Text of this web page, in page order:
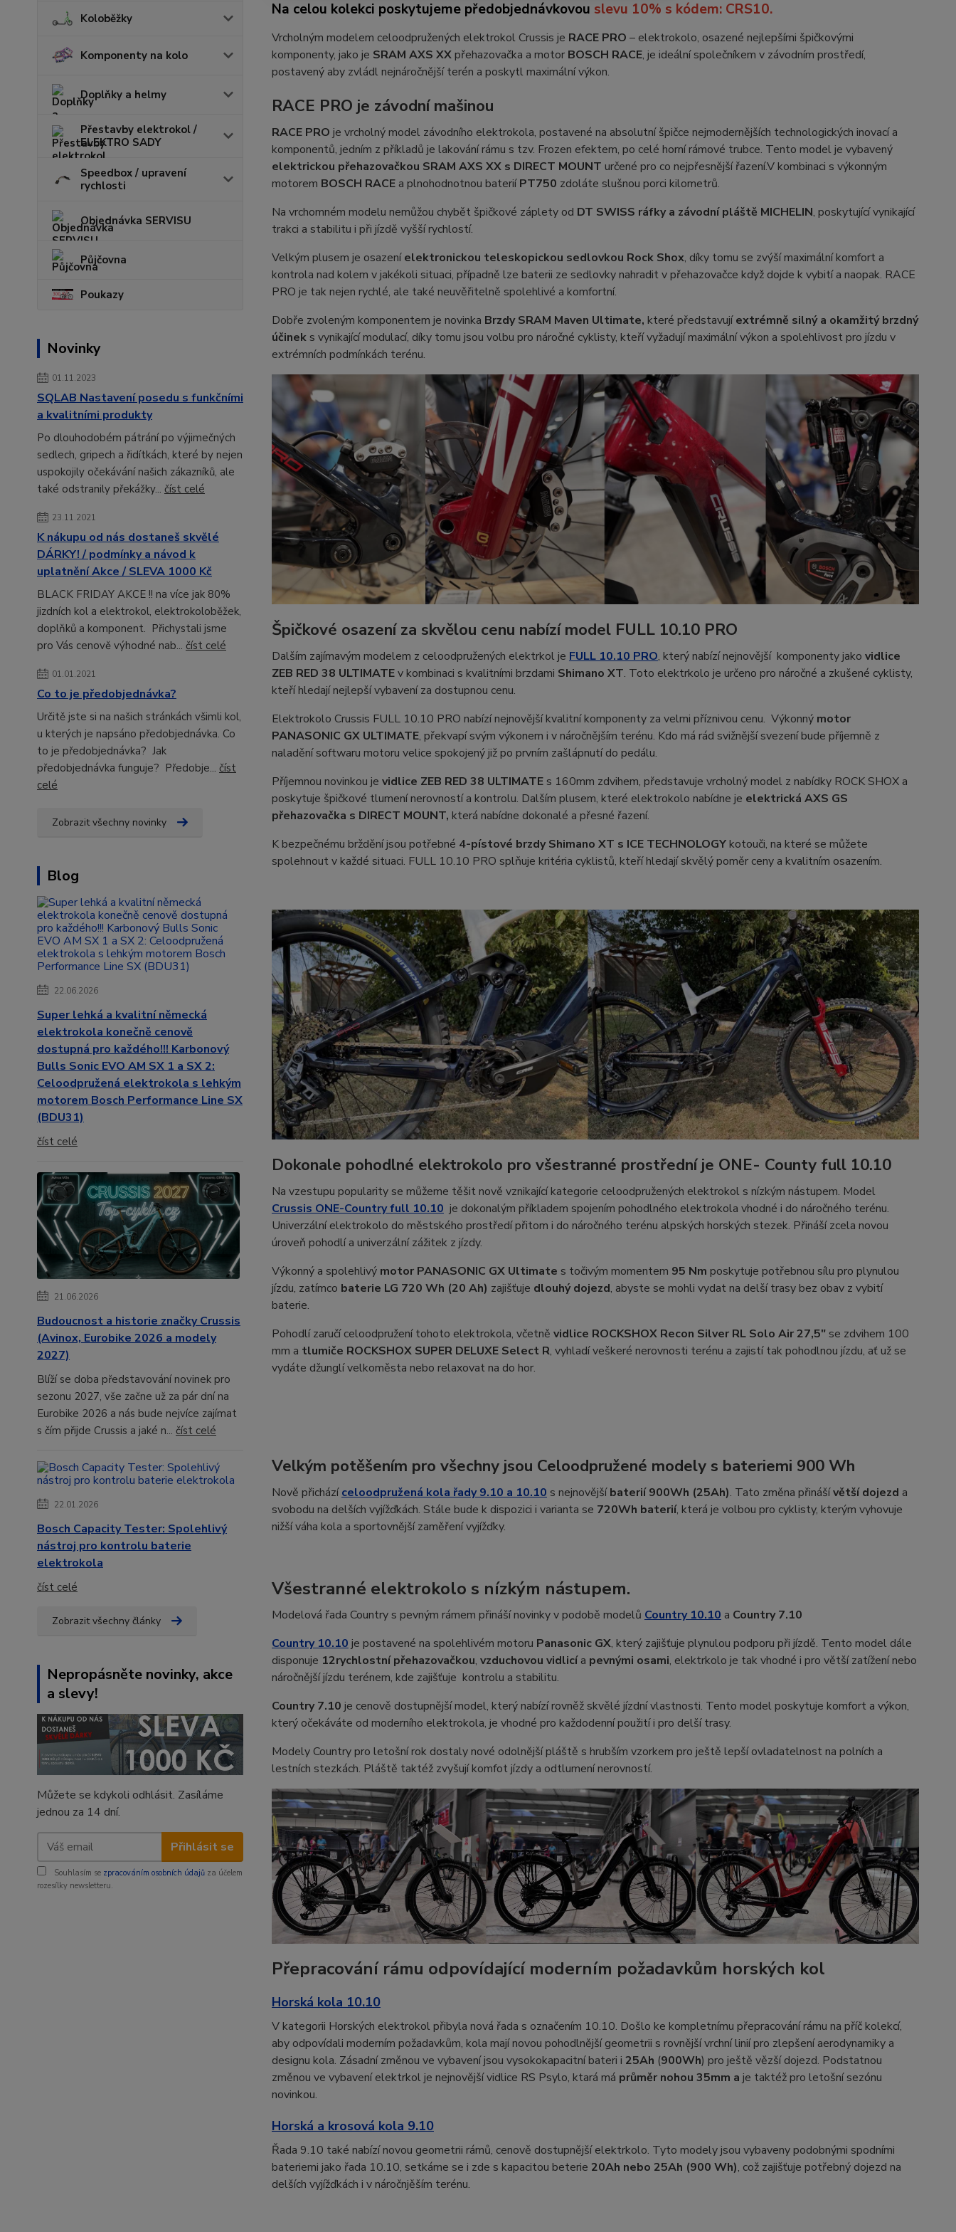
Koloběžky
Komponenty na kolo
Doplňky a helmy
Přestavby elektrokol /
ELEKTRO SADY
Speedbox / upravení
rychlosti
Objednávka SERVISU
Půjčovna
Poukazy
Novinky
01.11.2023
SQLAB Nastavení posedu s funkčními
a kvalitními produkty
Po dlouhodobém pátrání po výjimečných
sedlech, gripech a řidítkách, které by nejen
uspokojily očekávání našich zákazníků, ale
také odstranily překážky... číst celé
23.11.2021
K nákupu od nás dostaneš skvělé
DÁRKY! / podmínky a návod k
uplatnění Akce / SLEVA 1000 Kč
BLACK FRIDAY AKCE !! na více jak 80%
jizdních kol a elektrokol, elektrokoloběžek,
doplňků a komponent. Přichystali jsme
pro Vás cenově výhodné nab... číst celé
01.01.2021
Co to je předobjednávka?
Určitě jste si na našich stránkách všimli kol,
u kterých je napsáno předobjednávka. Co
to je předobjednávka? Jak
předobjednávka funguje? Předobje... číst
celé
Zobrazit všechny novinky
Blog
22.06.2026
Super lehká a kvalitní německá
elektrokola konečně cenově
dostupná pro každého!!! Karbonový
Bulls Sonic EVO AM SX 1 a SX 2:
Celoodpružená elektrokola s lehkým
motorem Bosch Performance Line SX
(BDU31)
číst celé
21.06.2026
Budoucnost a historie značky Crussis
(Avinox, Eurobike 2026 a modely
2027)
Blíží se doba představování novinek pro
sezonu 2027, vše začne už za pár dní na
Eurobike 2026 a nás bude nejvíce zajímat
s čím přijde Crussis a jaké n... číst celé
22.01.2026
Bosch Capacity Tester: Spolehlivý
nástroj pro kontrolu baterie
elektrokola
číst celé
Zobrazit všechny články
Nepropásněte novinky, akce
a slevy!
Můžete se kdykoli odhlásit. Zasíláme
jednou za 14 dní.
Přihlásit se
Souhlasím se zpracováním osobních údajů za účelem
rozesílky newsletteru.
Na celou kolekci poskytujeme předobjednávkovou slevu 10% s kódem: CRS10.
Vrcholným modelem celoodpružených elektrokol Crussis je RACE PRO – elektrokolo, osazené nejlepšími špičkovými
komponenty, jako je SRAM AXS XXpřehazovačka a motor BOSCH RACE, je ideální společníkem v závodním prostředí,
postavený aby zvládl nejnáročnější terén a poskytl maximální výkon.
RACE PRO je závodní mašinou
RACE PRO je vrcholný model závodního elektrokola, postavené na absolutní špičce nejmodernějších technologických inovací a
komponentů, jedním z příkladů je lakování rámu s tzv. Frozen efektem, po celé horní rámové trubce. Tento model je vybavený
elektrickou přehazovačkou SRAM AXS XX s DIRECT MOUNT určené pro co nejpřesnější řazení.V kombinaci s výkonným
motorem BOSCH RACE a plnohodnotnou bateriíPT750 zdoláte slušnou porci kilometrů.
Na vrchomném modelu nemůžou chybět špičkové záplety od DT SWISS ráfky a závodní pláště MICHELIN, poskytující vynikající
trakci a stabilitu i při jízdě vyšší rychlostí.
Velkým plusem je osazeníelektronickou teleskopickou sedlovkou Rock Shox, díky tomu se zvýší maximální komfort a
kontrola nad kolem v jakékoli situaci, případně lze baterii ze sedlovky nahradit v přehazovačce když dojde k vybití a naopak. RACE
PRO je tak nejen rychlé, ale také neuvěřitelně spolehlivé a komfortní.
Dobře zvoleným komponentem je novinka Brzdy SRAM Maven Ultimate, které představujíextrémně silný a okamžitý brzdný
účineks vynikající modulací, díky tomu jsou volbu pro náročné cyklisty, kteří vyžadují maximální výkon a spolehlivost pro jízdu v
extrémních podmínkách terénu.
Špičkové osazení za skvělou cenu nabízí model FULL 10.10 PRO
Dalším zajímavým modelem z celoodpružených elektrkol je FULL 10.10 PRO, který nabízí nejnovější komponenty jako vidlice
ZEB RED 38 ULTIMATEv kombinaci s kvalitními brzdami Shimano XT. Toto elektrkolo je určeno pro náročné a zkušené cyklisty,
kteří hledají nejlepší vybavení za dostupnou cenu.
Elektrokolo Crussis FULL 10.10 PRO nabízí nejnovější kvalitní komponenty za velmi příznivou cenu. Výkonný motor
PANASONIC GX ULTIMATE, překvapí svým výkonem i v náročnějším terénu. Kdo má rád svižnější svezení bude příjemně z
naladění softwaru motoru velice spokojený již po prvním zašlápnutí do pedálu.
Příjemnou novinkou je vidlice ZEB RED 38 ULTIMATEs 160mm zdvihem, představuje vrcholný model z nabídky ROCK SHOX a
poskytuje špičkové tlumení nerovností a kontrolu. Dalším plusem, které elektrokolo nabídne je elektrická AXS GS
přehazovačka s DIRECT MOUNT, která nabídne dokonalé a přesné řazení.
K bezpečnému brždění jsou potřebné 4-pístové brzdy Shimano XT s ICE TECHNOLOGYkotouči, na které se můžete
spolehnout v každé situaci. FULL 10.10 PRO splňuje kritéria cyklistů, kteří hledají skvělý poměr ceny a kvalitním osazením.
Dokonale pohodlné elektrokolo pro všestranné prostřední je ONE- County full 10.10
Na vzestupu popularity se můžeme těšit nově vznikající kategorie celoodpružených elektrokol s nízkým nástupem. Model
Crussis ONE-Country full 10.10 je dokonalým příkladem spojením pohodlného elektrokola vhodné i do náročného terénu.
Univerzální elektrokolo do městského prostředí přitom i do náročného terénu alpských horských stezek. Přináší zcela novou
úroveň pohodlí a univerzální zážitek z jízdy.
Výkonný a spolehlivý motor PANASONIC GX Ultimate s točivým momentem 95 Nm poskytuje potřebnou sílu pro plynulou
jízdu, zatímco baterie LG 720 Wh (20 Ah) zajišťuje dlouhý dojezd, abyste se mohli vydat na delší trasy bez obav z vybití
baterie.
Pohodlí zaručí celoodpružení tohoto elektrokola, včetně vidlice ROCKSHOX Recon Silver RL Solo Air 27,5"se zdvihem 100
mm a tlumiče ROCKSHOX SUPER DELUXE Select R, vyhladí veškeré nerovnosti terénu a zajistí tak pohodlnou jízdu, ať už se
vydáte džunglí velkoměsta nebo relaxovat na do hor.
Velkým potěšením pro všechny jsou Celoodpružené modely s bateriemi 900 Wh
Nově přicházíceloodpružená kola řady 9.10 a 10.10 s nejnovějšíbaterií 900Wh (25Ah). Tato změna přinášívětší dojezd a
svobodu na delších vyjížďkách. Stále bude k dispozici i varianta se 720Wh baterií, která je volbou pro cyklisty, kterým vyhovuje
nižší váha kola a sportovnější zaměření vyjížďky.
Všestranné elektrokolo s nízkým nástupem.
Modelová řada Country s pevným rámem přináší novinky v podobě modelů Country 10.10 a Country 7.10
Country 10.10 je postavené na spolehlivém motoru Panasonic GX, který zajišťuje plynulou podporu při jízdě. Tento model dále
disponuje 12rychlostní přehazovačkou, vzduchovou vidlicía pevnými osami, elektrkolo je tak vhodné i pro větší zatížení nebo
náročnější jízdu terénem, kde zajišťuje kontrolu a stabilitu.
Country 7.10 je cenově dostupnější model, který nabízí rovněž skvělé jízdní vlastnosti. Tento model poskytuje komfort a výkon,
který očekáváte od moderního elektrokola, je vhodné pro každodenní použití i pro delší trasy.
Modely Country pro letošní rok dostaly nové odolnější pláště s hrubším vzorkem pro ještě lepší ovladatelnost na polních a
lestních stezkách. Pláště taktéž zvyšují komfot jízdy a odtlumení nerovností.
Přepracování rámu odpovídající moderním požadavkům horských kol
Horská kola 10.10
V kategorii Horských elektrokol přibyla nová řada s označením 10.10. Došlo ke kompletnímu přepracování rámu na příč kolekcí,
aby odpovídali moderním požadavkům, kola mají novou pohodlnější geometrii s rovnější vrchní linií pro zlepšení aerodynamiky a
designu kola. Zásadní změnou ve vybavení jsou vysokokapacitní bateri i 25Ah (900Wh) pro ještě vězší dojezd. Podstatnou
změnou ve vybavení elektrkol je nejnovější vidlice RS Psylo, ktará má průměr nohou 35mm a je taktéž pro letošní sezónu
novinkou.
Horská a krosová kola 9.10
Řada 9.10 také nabízí novou geometrii rámů, cenově dostupnější elektrkolo. Tyto modely jsou vybaveny podobnými spodními
bateriemi jako řada 10.10, setkáme se i zde s kapacitou beterie 20Ah nebo 25Ah (900 Wh), což zajišťuje potřebný dojezd na
delších vyjížďkách i v náročnjěším terénu.